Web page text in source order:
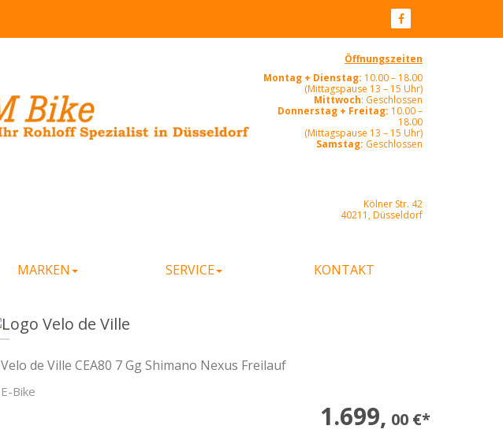
Öffnungszeiten
Montag + Dienstag: 10.00 – 18.00
(Mittagspause 13 – 15 Uhr)
Mittwoch: Geschlossen
Donnerstag + Freitag: 10.00 –
18.00
(Mittagspause 13 – 15 Uhr)
Samstag: Geschlossen
Kölner Str. 42
40211, Düsseldorf
MARKEN SERVICE KONTAKT
Velo de Ville CEA80 7 Gg Shimano Nexus Freilauf
E-Bike
1.699, 00 €*